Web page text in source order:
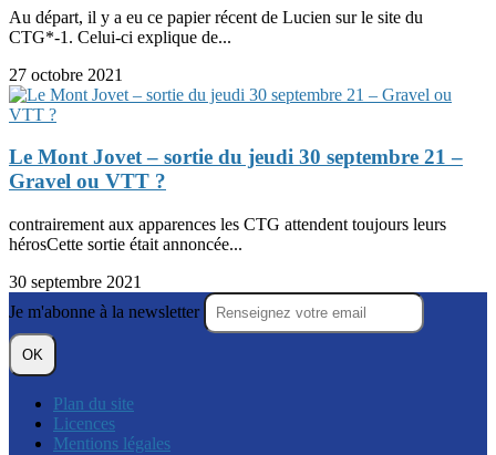
Au départ, il y a eu ce papier récent de Lucien sur le site du
CTG*-1. Celui-ci explique de...
27 octobre 2021
Le Mont Jovet – sortie du jeudi 30 septembre 21 –
Gravel ou VTT ?
contrairement aux apparences les CTG attendent toujours leurs
hérosCette sortie était annoncée...
30 septembre 2021
Je m'abonne à la newsletter
OK
Plan du site
Licences
Mentions légales